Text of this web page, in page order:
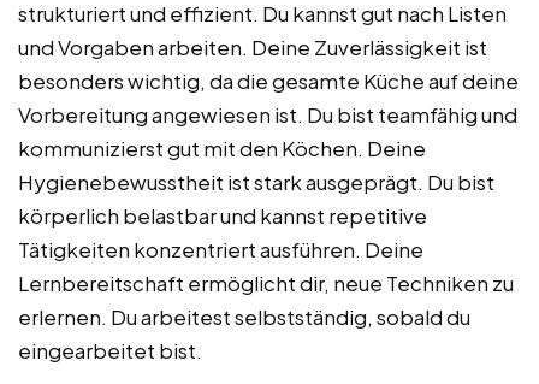
strukturiert und effizient. Du kannst gut nach Listen
und Vorgaben arbeiten. Deine Zuverlässigkeit ist
besonders wichtig, da die gesamte Küche auf deine
Vorbereitung angewiesen ist. Du bist teamfähig und
kommunizierst gut mit den Köchen. Deine
Hygienebewusstheit ist stark ausgeprägt. Du bist
körperlich belastbar und kannst repetitive
Tätigkeiten konzentriert ausführen. Deine
Lernbereitschaft ermöglicht dir, neue Techniken zu
erlernen. Du arbeitest selbstständig, sobald du
eingearbeitet bist.